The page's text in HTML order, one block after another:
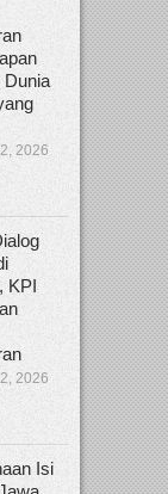
Dunia
2026
KPI
2026
Isi